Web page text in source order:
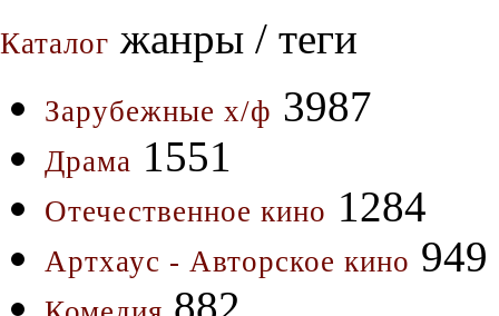
Каталог жанры / теги
Зарубежные х/ф 3987
Драма 1551
Отечественное кино 1284
Артхаус - Авторское кино 949